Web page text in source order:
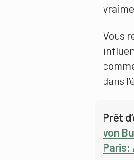
Vous
dans
Prêt
von
Paris: